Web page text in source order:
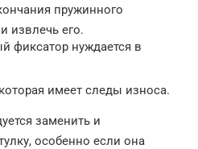
пружинного
извлечь его.
фиксатор нуждается в
имеет следы износа.
заменить и
особенно если она